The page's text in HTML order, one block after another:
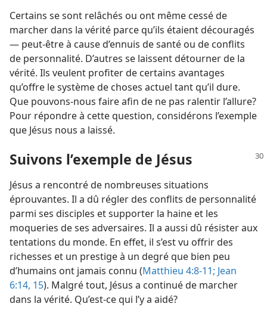
Certains se sont relâchés ou ont même cessé de
marcher dans la vérité parce qu’ils étaient découragés
— peut-être à cause d’ennuis de santé ou de conflits
de personnalité. D’autres se laissent détourner de la
vérité. Ils veulent profiter de certains avantages
qu’offre le système de choses actuel tant qu’il dure.
Que pouvons-​nous faire afin de ne pas ralentir l’allure?
Pour répondre à cette question, considérons l’exemple
que Jésus nous a laissé.
Suivons l’exemple de Jésus
Jésus a rencontré de nombreuses situations
éprouvantes. Il a dû régler des conflits de personnalité
parmi ses disciples et supporter la haine et les
moqueries de ses adversaires. Il a aussi dû résister aux
tentations du monde. En effet, il s’est vu offrir des
richesses et un prestige à un degré que bien peu
d’humains ont jamais connu (Matthieu 4:8-11; Jean
6:14, 15). Malgré tout, Jésus a continué de marcher
dans la vérité. Qu’est-​ce qui l’y a aidé?